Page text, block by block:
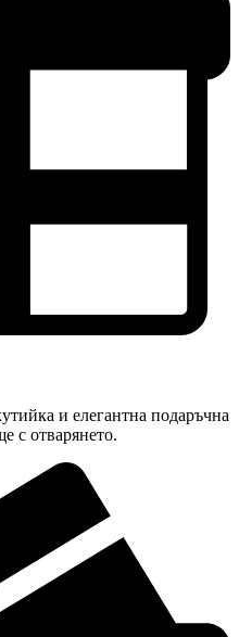
и елегантна подаръчна
с отварянето.